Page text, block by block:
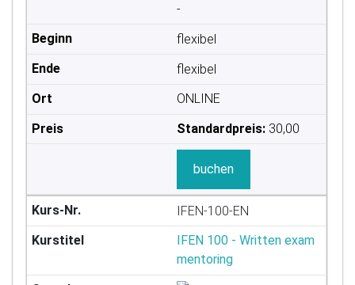
-
flexibel
flexibel
ONLINE
Standardpreis: 30,00
buchen
IFEN-100-EN
IFEN 100 - Written exam
mentoring